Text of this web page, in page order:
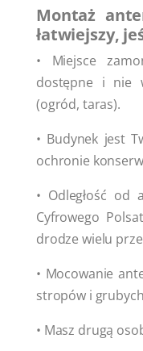
Montaż
łatwiejszy,
• Miejsce
dostępne i nie
(ogród, taras).
• Budynek jest
ochronie
• Odległość od
Cyfrowego
drodze wielu
• Mocowanie
stropów i
• Masz drugą